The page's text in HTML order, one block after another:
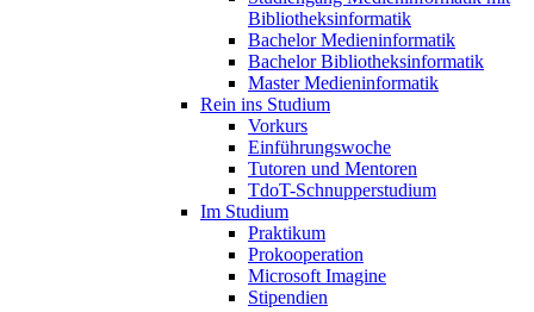
Bibliotheksinformatik
Bachelor Medieninformatik
Bachelor Bibliotheksinformatik
Master Medieninformatik
Rein ins Studium
Vorkurs
Einführungswoche
Tutoren und Mentoren
TdoT-Schnupperstudium
Im Studium
Praktikum
Prokooperation
Microsoft Imagine
Stipendien